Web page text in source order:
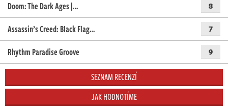
Doom: The Dark Ages |… 8
Assassin’s Creed: Black Flag… 7
Rhythm Paradise Groove 9
SEZNAM RECENZÍ
JAK HODNOTÍME